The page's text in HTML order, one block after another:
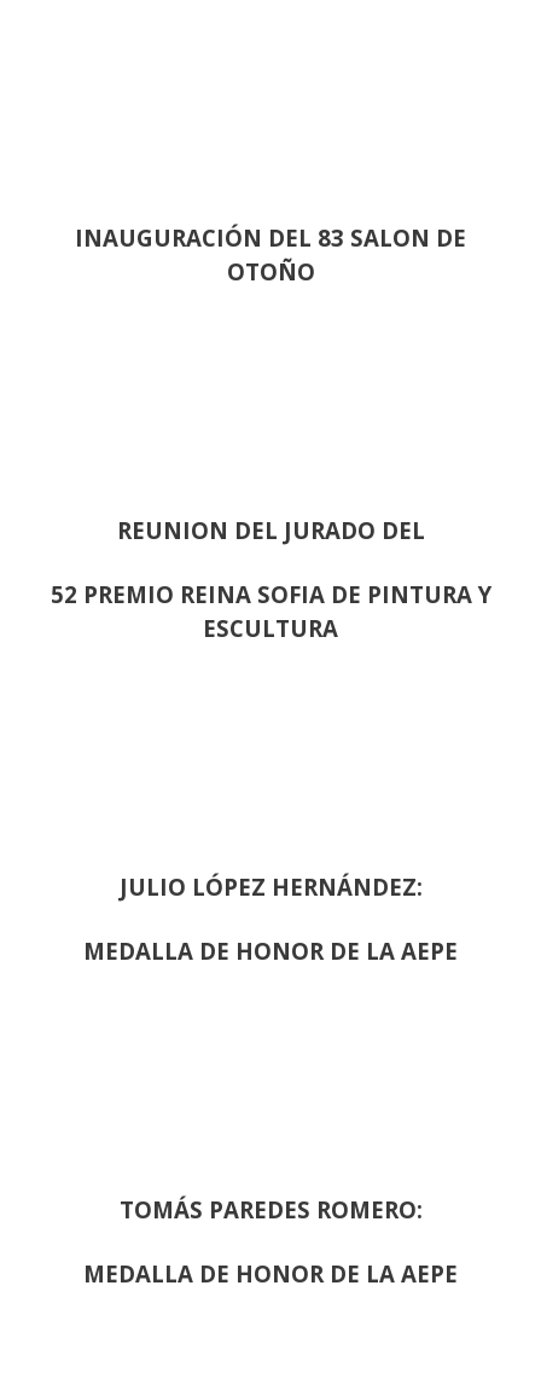
INAUGURACIÓN DEL 83 SALON DE
OTOÑO
REUNION DEL JURADO DEL
52 PREMIO REINA SOFIA DE PINTURA Y
ESCULTURA
JULIO LÓPEZ HERNÁNDEZ:
MEDALLA DE HONOR DE LA AEPE
TOMÁS PAREDES ROMERO:
MEDALLA DE HONOR DE LA AEPE